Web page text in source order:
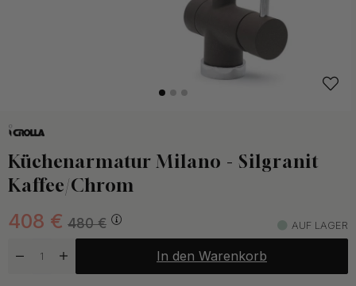
Küchenarmatur Milano - Silgranit
Kaffee/Chrom
480€
408 € AUF LAGER
In den Warenkorb